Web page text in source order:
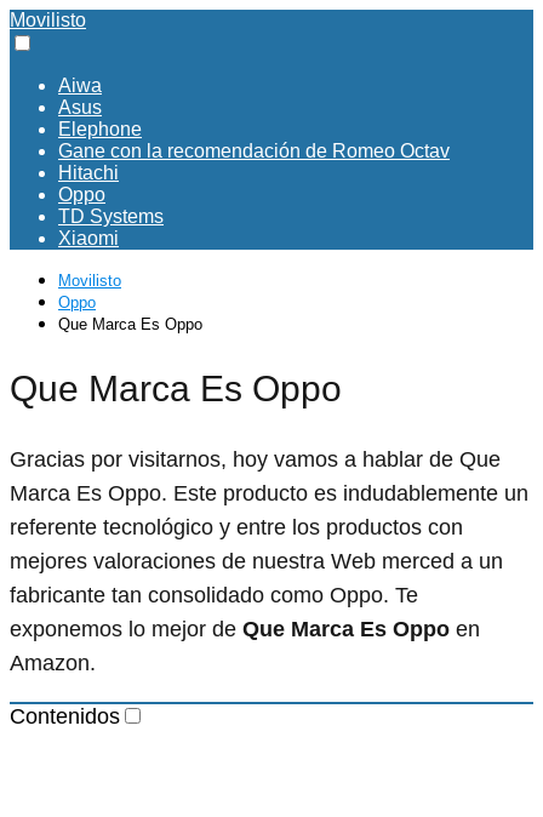
Movilisto
Aiwa
Asus
Elephone
Gane con la recomendación de Romeo Octav
Hitachi
Oppo
TD Systems
Xiaomi
Movilisto
Oppo
Que Marca Es Oppo
Que Marca Es Oppo
Gracias por visitarnos, hoy vamos a hablar de Que
Marca Es Oppo. Este producto es indudablemente un
referente tecnológico y entre los productos con
mejores valoraciones de nuestra Web merced a un
fabricante tan consolidado como Oppo. Te
exponemos lo mejor de Que Marca Es Oppo en
Amazon.
Contenidos